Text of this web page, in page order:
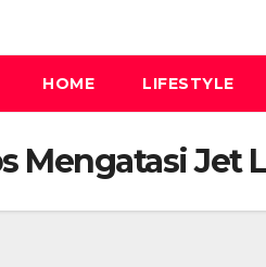
HOME LIFESTYLE
Mengatasi Jet